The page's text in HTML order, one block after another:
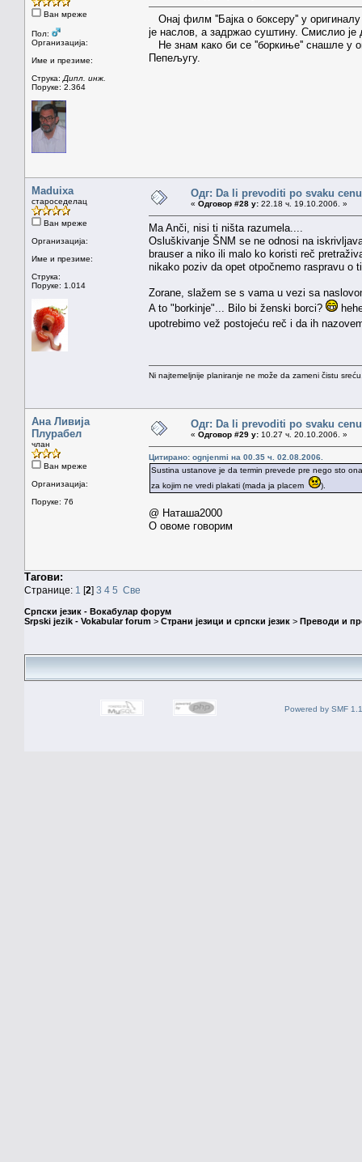
Ван мреже
Пол:
Организација:
Име и презиме:
Струка: Дипл. инж.
Поруке: 2.364
Онај филм ''Бајка о боксеру'' у
је наслов, а задржао суштину. Смислио
Не знам како би се ''боркиње'' снашле у
Пепељугу.
Maduixa
староседелац
Ван мреже
Организација:
Име и презиме:
Струка:
Поруке: 1.014
Одг: Da li prevoditi po svaku
« Одговор #28 у: 22.18 ч. 19.10.2006. »
Ma Anči, nisi ti ništa razumela....
Osluškivanje ŠNM se ne odnosi na
brauser a niko ili malo ko koristi reč
nikako poziv da opet otpočnemo raspravu o
Zorane, slažem se s vama u vezi sa
A to "borkinje"... Bilo bi ženski borci?
upotrebimo vež postojeću reč i da ih
Ni najtemeljnije planiranje ne može da zameni čistu
Ана Ливија
Плурабел
члан
Ван мреже
Организација:
Поруке: 76
Одг: Da li prevoditi po svaku
« Одговор #29 у: 10.27 ч. 20.10.2006. »
Цитирано: ognjenmi на 00.35 ч. 02.08.2006.
Sustina ustanove je da termin prevede pre nego sto
za kojim ne vredi plakati (mada ja placem
).
@ Наташа2000
О овоме говорим
Тагови:
Странице: 1 [2] 3 4 5 Све
Српски језик - Вокабулар форум
Srpski jezik - Vokabular forum > Страни језици и српски језик > Преводи и
Powered by SMF